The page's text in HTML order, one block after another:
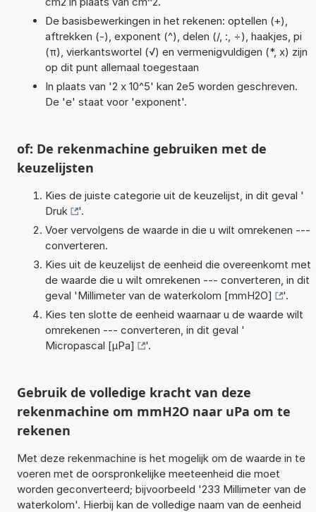
De basisbewerkingen in het rekenen: optellen (+),
aftrekken (-), exponent (^), delen (/, :, ÷), haakjes, pi
(π), vierkantswortel (√) en vermenigvuldigen (*, x) zijn
op dit punt allemaal toegestaan
In plaats van '2 x 10^5' kan 2e5 worden geschreven.
De 'e' staat voor 'exponent'.
of: De rekenmachine gebruiken met de
keuzelijsten
Kies de juiste categorie uit de keuzelijst, in dit geval '
Druk
'.
Voer vervolgens de waarde in die u wilt omrekenen ---
converteren.
Kies uit de keuzelijst de eenheid die overeenkomt met
de waarde die u wilt omrekenen --- converteren, in dit
geval 'Millimeter van de waterkolom [mmH2O]
'.
Kies ten slotte de eenheid waarnaar u de waarde wilt
omrekenen --- converteren, in dit geval '
Micropascal [µPa]
'.
Gebruik de volledige kracht van deze
rekenmachine om mmH2O naar uPa om te
rekenen
Met deze rekenmachine is het mogelijk om de waarde in te
voeren met de oorspronkelijke meeteenheid die moet
worden geconverteerd; bijvoorbeeld '233 Millimeter van de
waterkolom'. Hierbij kan de volledige naam van de eenheid